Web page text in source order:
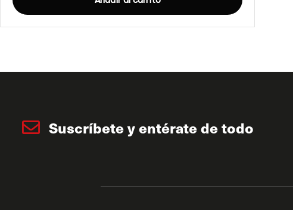
Suscríbete y entérate de todo